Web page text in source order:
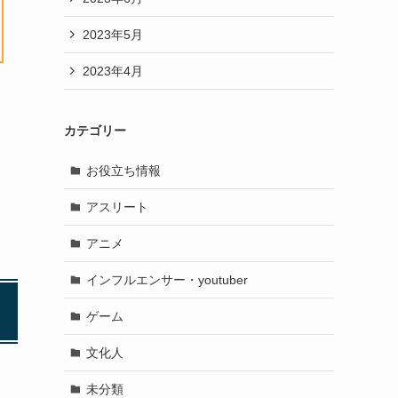
2023年5月
2023年4月
カテゴリー
お役立ち情報
アスリート
アニメ
インフルエンサー・youtuber
ゲーム
文化人
未分類